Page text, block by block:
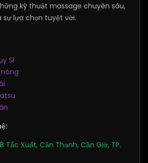
kỹ thuật massage chuyên sâu,
sự lựa chọn tuyệt vời.
Sĩ
Tắc Xuất, Cần Thạnh, Cần Giờ, TP.